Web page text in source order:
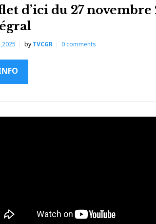
d’ici du 27 novembre
by TVCGR 0comments